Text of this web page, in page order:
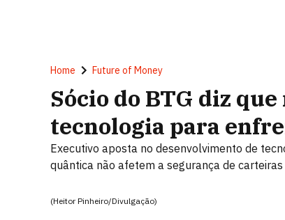
Home Future of Money
Sócio do BTG diz
tecnologia para
Executivo aposta no desenvolvimento de
quântica não afetem a segurança de
(Heitor Pinheiro/Divulgação)